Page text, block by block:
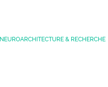
NEUROARCHITECTURE & RECHERCHE